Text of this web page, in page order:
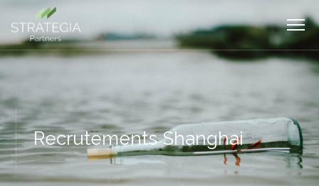
Recrutements Shanghai